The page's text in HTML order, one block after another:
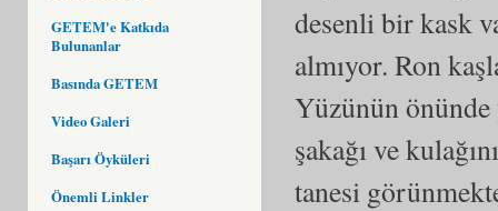
GETEM'e Katkıda
Bulunanlar
Basında GETEM
Video Galeri
Başarı Öyküleri
Önemli Linkler
desenli bir kask
almıyor. Ron
Yüzünün önünde
şakağı ve
tanesi